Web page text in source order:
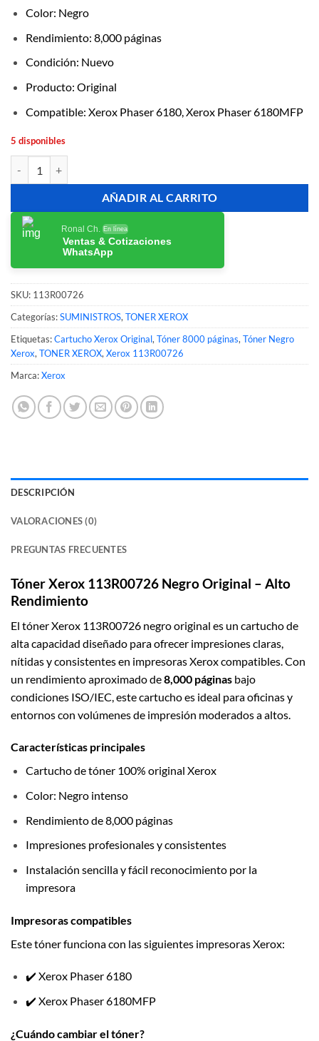
Color: Negro
Rendimiento: 8,000 páginas
Condición: Nuevo
Producto: Original
Compatible: Xerox Phaser 6180, Xerox Phaser 6180MFP
5 disponibles
AÑADIR AL CARRITO
Ronal Ch. En línea
Ventas & Cotizaciones
WhatsApp
SKU: 113R00726
Categorías:SUMINISTROS, TONER XEROX
Etiquetas:Cartucho Xerox Original, Tóner 8000 páginas, Tóner Negro
Xerox, TONER XEROX, Xerox 113R00726
Marca:Xerox
DESCRIPCIÓN
VALORACIONES (0)
PREGUNTAS FRECUENTES
Tóner Xerox 113R00726 Negro Original – Alto
Rendimiento
El tóner Xerox 113R00726 negro original es un cartucho de
alta capacidad diseñado para ofrecer impresiones claras,
nítidas y consistentes en impresoras Xerox compatibles. Con
un rendimiento aproximado de8,000 páginas bajo
condiciones ISO/IEC, este cartucho es ideal para oficinas y
entornos con volúmenes de impresión moderados a altos.
Características principales
Cartucho de tóner 100% original Xerox
Color: Negro intenso
Rendimiento de 8,000 páginas
Impresiones profesionales y consistentes
Instalación sencilla y fácil reconocimiento por la
impresora
Impresoras compatibles
Este tóner funciona con las siguientes impresoras Xerox:
✔️ Xerox Phaser 6180
✔️ Xerox Phaser 6180MFP
¿Cuándo cambiar el tóner?